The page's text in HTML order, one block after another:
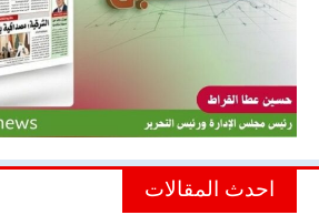
احدث المقالات